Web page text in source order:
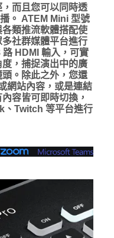
而且您可以同時透
。 ATEM Mini 型號
類推流軟體搭配使
社群媒體平台進行
HDMI 輸入，可實
，捕捉演出中的廣
。除此之外，您還
網站內容，或是連結
容皆可即時切換，
Twitch 等平台進行